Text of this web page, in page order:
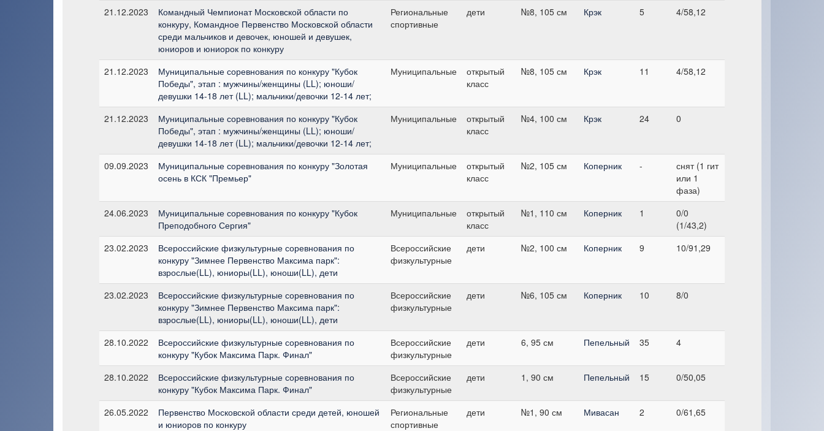
21.12.2023
Командный Чемпионат Московской области по
конкуру, Командное Первенство Московской области
среди мальчиков и девочек, юношей и девушек,
юниоров и юниорок по конкуру
Региональные
спортивные
дети №8, 105 см Крэк 5 4/58,12
21.12.2023
Муниципальные соревнования по конкуру "Кубок
Победы", этап : мужчины/женщины (LL); юноши/
девушки 14-18 лет (LL); мальчики/девочки 12-14 лет;
Муниципальные
открытый
класс
№8, 105 см Крэк 11 4/58,12
21.12.2023
Муниципальные соревнования по конкуру "Кубок
Победы", этап : мужчины/женщины (LL); юноши/
девушки 14-18 лет (LL); мальчики/девочки 12-14 лет;
Муниципальные
открытый
класс
№4, 100 см Крэк 24 0
09.09.2023
Муниципальные соревнования по конкуру "Золотая
осень в КСК "Премьер"
Муниципальные
открытый
класс
№2, 105 см Коперник -
снят (1 гит
или 1
фаза)
24.06.2023
Муниципальные соревнования по конкуру "Кубок
Преподобного Сергия"
Муниципальные
открытый
класс
№1, 110 см Коперник 1
0/0
(1/43,2)
23.02.2023
Всероссийские физкультурные соревнования по
конкуру "Зимнее Первенство Максима парк":
взрослые(LL), юниоры(LL), юноши(LL), дети
Всероссийские
физкультурные
дети №2, 100 см Коперник 9 10/91,29
23.02.2023
Всероссийские физкультурные соревнования по
конкуру "Зимнее Первенство Максима парк":
взрослые(LL), юниоры(LL), юноши(LL), дети
Всероссийские
физкультурные
дети №6, 105 см Коперник 10 8/0
28.10.2022
Всероссийские физкультурные соревнования по
конкуру "Кубок Максима Парк. Финал"
Всероссийские
физкультурные
дети 6, 95 см Пепельный 35 4
28.10.2022
Всероссийские физкультурные соревнования по
конкуру "Кубок Максима Парк. Финал"
Всероссийские
физкультурные
дети 1, 90 см Пепельный 15 0/50,05
26.05.2022
Первенство Московской области среди детей, юношей
и юниоров по конкуру
Региональные
спортивные
дети №1, 90 см Мивасан 2 0/61,65